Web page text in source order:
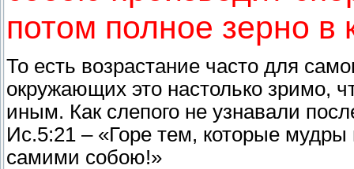
потом полное зерно в
То есть возрастание часто для
окружающих это настолько зримо,
иным. Как слепого не узнавали
Ис.5:21 – «Горе тем, которые мудры
самими собою!»